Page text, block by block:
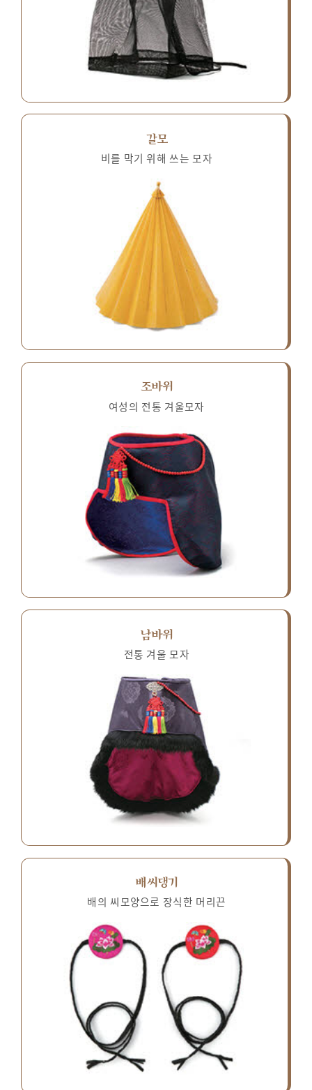
갈모
비를 막기 위해 쓰는 모자
조바위
여성의 전통 겨울모자
남바위
전통 겨울 모자
배씨댕기
배의 씨모양으로 장식한 머리끈